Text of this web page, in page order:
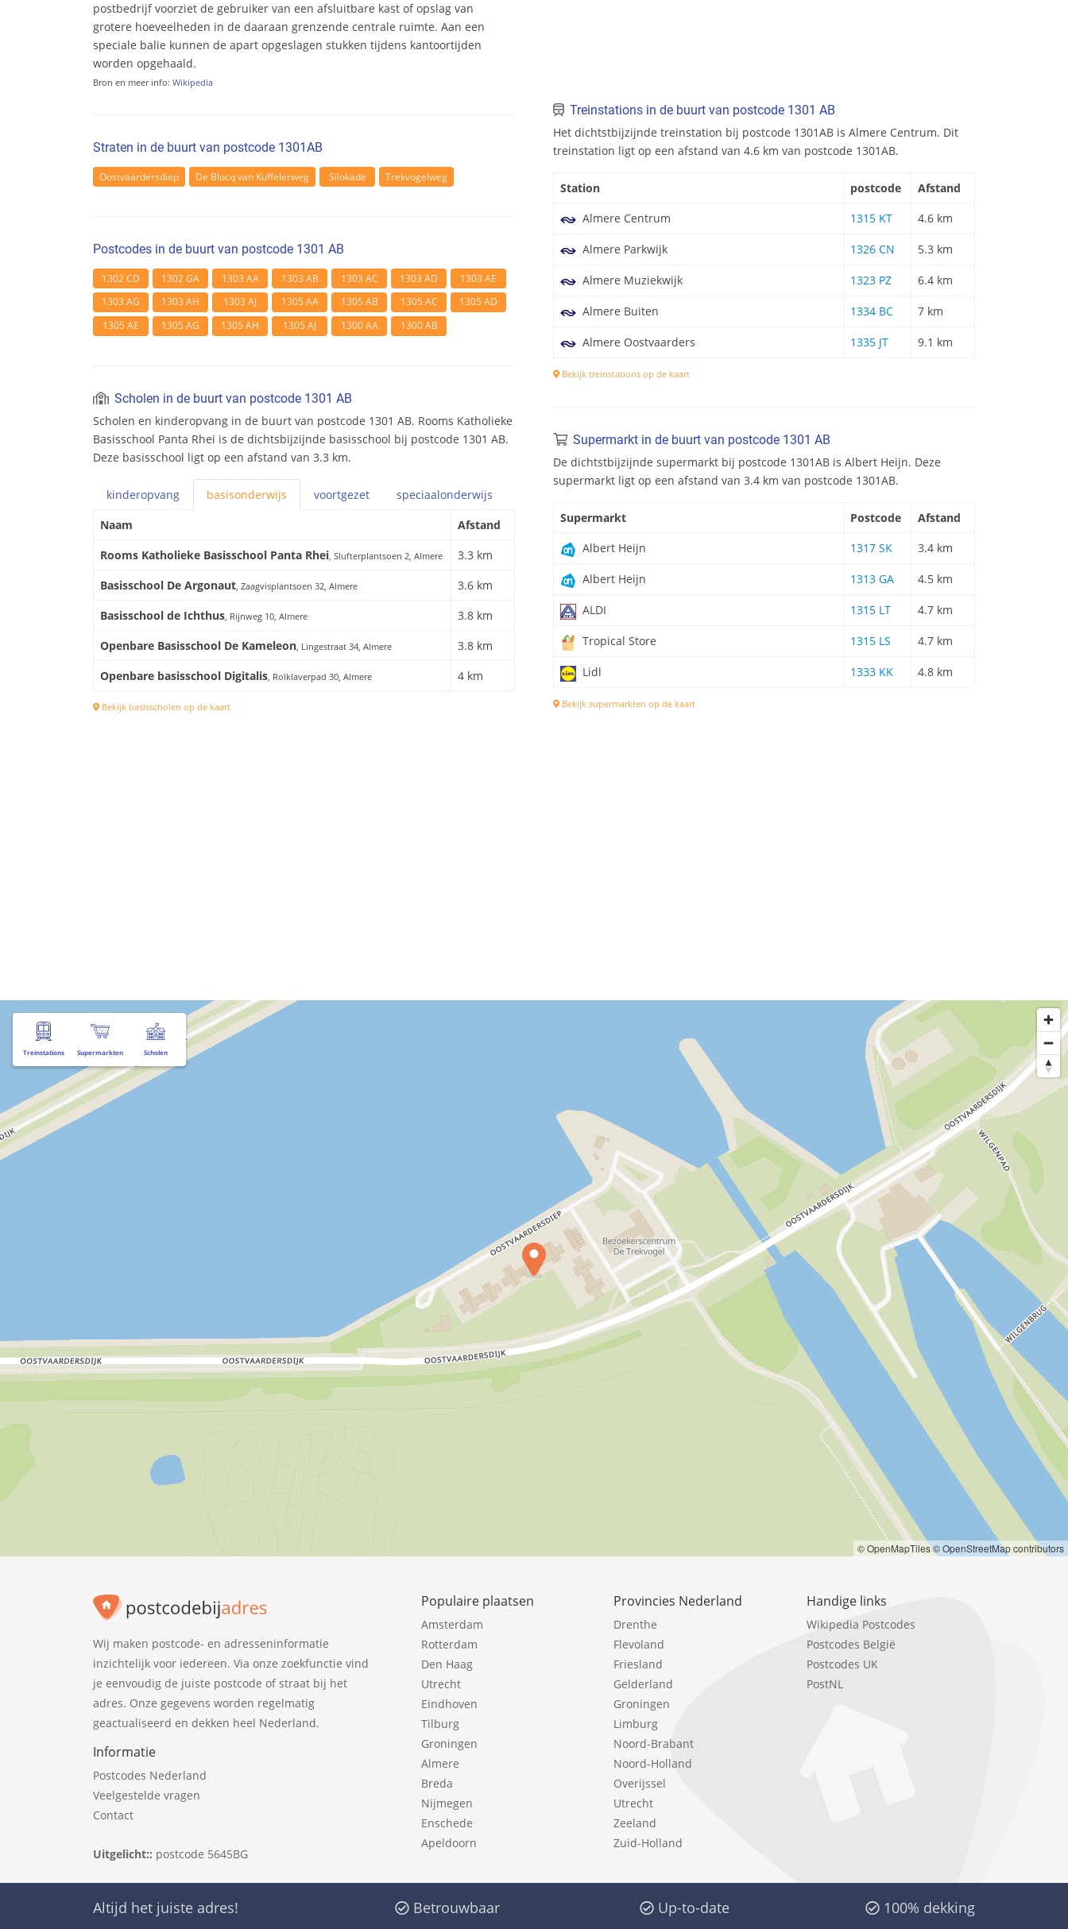
postbedrijf voorziet de gebruiker van een afsluitbare kast of opslag van
grotere hoeveelheden in de daaraan grenzende centrale ruimte. Aan een
speciale balie kunnen de apart opgeslagen stukken tijdens kantoortijden
worden opgehaald.
Bron en meer info: Wikipedia
Straten in de buurt van postcode 1301AB
Oostvaardersdiep De Blocq van Kuffelerweg Silokade Trekvogelweg
Postcodes in de buurt van postcode 1301 AB
1302 CD 1302 GA 1303 AA 1303 AB 1303 AC 1303 AD
1303 AE
1303 AG
1303 AH 1303 AJ 1305 AA 1305 AB 1305 AC
1305 AD
1305 AE
1305 AG 1305 AH 1305 AJ 1300 AA 1300 AB
Scholen in de buurt van postcode 1301 AB
Scholen en kinderopvang in de buurt van postcode 1301 AB. Rooms Katholieke
Basisschool Panta Rhei is de dichtsbijzijnde basisschool bij postcode 1301 AB.
Deze basisschool ligt op een afstand van 3.3 km.
kinderopvang basisonderwijs voortgezet speciaalonderwijs
Naam
Afstand
Rooms Katholieke Basisschool Panta Rhei , Slufterplantsoen 2, Almere
3.3 km
Basisschool De Argonaut , Zaagvisplantsoen 32, Almere
3.6 km
Basisschool de Ichthus , Rijnweg 10, Almere
3.8 km
Openbare Basisschool De Kameleon , Lingestraat 34, Almere
3.8 km
Openbare basisschool Digitalis , Rolklaverpad 30, Almere 4 km
Bekijk basisscholen op de kaart
Treinstations in de buurt van postcode 1301 AB
Het dichtstbijzijnde treinstation bij postcode 1301AB is Almere Centrum. Dit
treinstation ligt op een afstand van 4.6 km van postcode 1301AB.
Station postcode
Afstand
Almere Centrum
1315 KT 4.6 km
Almere Parkwijk 1326 CN 5.3 km
Almere Muziekwijk 1323 PZ 6.4 km
Almere Buiten 1334 BC 7 km
Almere Oostvaarders 1335 JT 9.1 km
Bekijk treinstations op de kaart
Supermarkt in de buurt van postcode 1301 AB
De dichtstbijzijnde supermarkt bij postcode 1301AB is Albert Heijn. Deze
supermarkt ligt op een afstand van 3.4 km van postcode 1301AB.
Supermarkt Postcode
Afstand
Albert Heijn
1317 SK 3.4 km
Albert Heijn 1313 GA 4.5 km
ALDI 1315 LT 4.7 km
Tropical Store 1315 LS 4.7 km
Lidl 1333 KK 4.8 km
Bekijk supermarkten op de kaart
Treinstations Supermarkten Scholen
© OpenMapTiles© OpenStreetMap contributors
Wij maken postcode- en adresseninformatie
inzichtelijk voor iedereen. Via onze zoekfunctie vind
je eenvoudig de juiste postcode of straat bij het
adres. Onze gegevens worden regelmatig
geactualiseerd en dekken heel Nederland.
Informatie
Postcodes Nederland
Veelgestelde vragen
Contact
Uitgelicht:: postcode 5645BG
Populaire plaatsen
Amsterdam
Rotterdam
Den Haag
Utrecht
Eindhoven
Tilburg
Groningen
Almere
Breda
Nijmegen
Enschede
Apeldoorn
Provincies Nederland
Drenthe
Flevoland
Friesland
Gelderland
Groningen
Limburg
Noord-Brabant
Noord-Holland
Overijssel
Utrecht
Zeeland
Zuid-Holland
Handige links
Wikipedia Postcodes
Postcodes België
Postcodes UK
PostNL
Altijd het juiste adres! Betrouwbaar Up-to-date 100% dekking